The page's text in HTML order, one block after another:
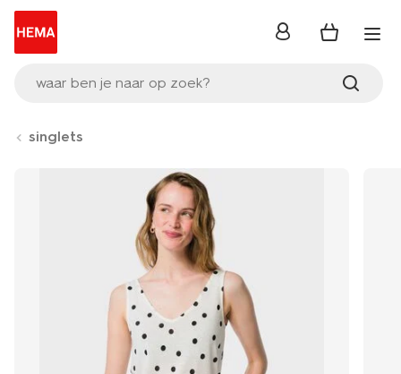
waar ben je naar op zoek?
inloggen
singlets